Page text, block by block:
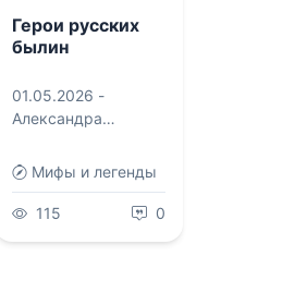
Герои русских
былин
01.05.2026 -
Александра
Баркова
Мирошина
Мифы и легенды
115 0